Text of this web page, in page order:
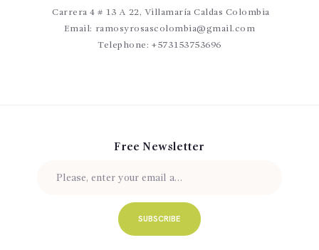
Carrera 4 # 13 A 22, Villamaría Caldas Colombia
Email: ramosyrosascolombia@gmail.com
Telephone: +573153753696
Free Newsletter